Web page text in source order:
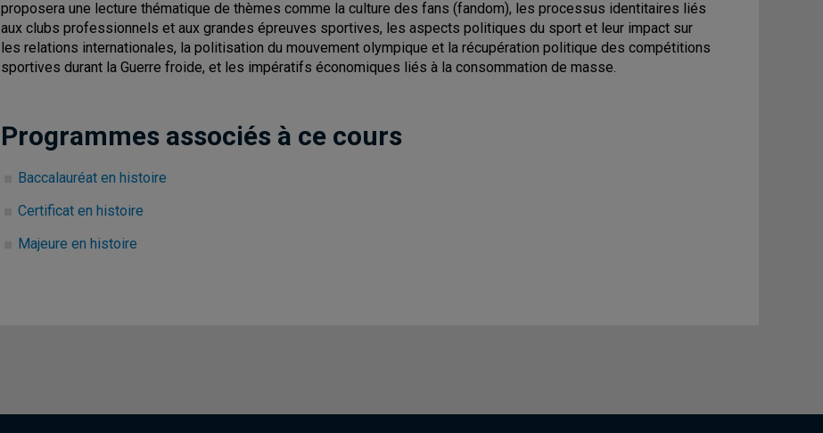
proposera une lecture thématique de thèmes comme la culture des fans (fandom), les processus identitaires liés
aux clubs professionnels et aux grandes épreuves sportives, les aspects politiques du sport et leur impact sur
les relations internationales, la politisation du mouvement olympique et la récupération politique des compétitions
sportives durant la Guerre froide, et les impératifs économiques liés à la consommation de masse.
Programmes associés à ce cours
Baccalauréat en histoire
Certificat en histoire
Majeure en histoire